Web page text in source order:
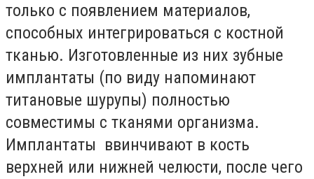
только с появлением материалов,
способных интегрироваться с костной
тканью. Изготовленные из них зубные
имплантаты (по виду напоминают
титановые шурупы) полностью
совместимы с тканями организма.
Имплантаты ввинчивают в кость
верхней или нижней челюсти, после чего